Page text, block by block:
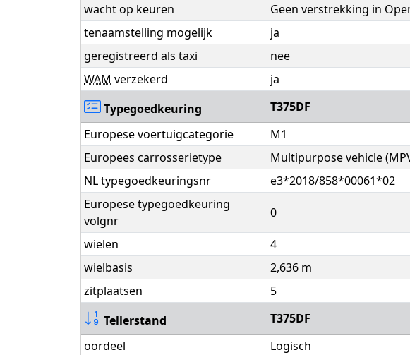
wacht op keuren
Geen verstrekking in
tenaamstelling mogelijk
ja
geregistreerd als taxi
nee
WAM verzekerd
ja
Typegoedkeuring
T375DF
Europese voertuigcategorie
M1
Europees carrosserietype
Multipurpose vehicle
NL typegoedkeuringsnr
e3*2018/858*00061*02
Europese typegoedkeuring
volgnr
0
wielen
4
wielbasis
2,636 m
zitplaatsen
5
Tellerstand
T375DF
oordeel
Logisch